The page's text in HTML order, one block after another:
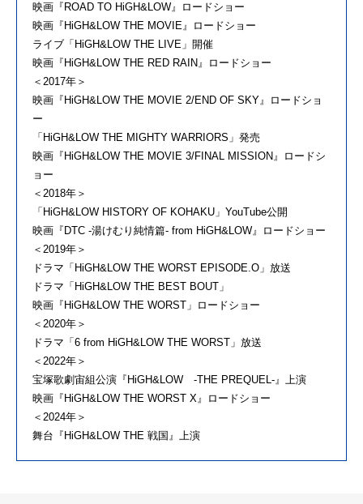
映画『ROAD TO HiGH&LOW』ロードショー
映画『HiGH&LOW THE MOVIE』ロードショー
ライブ「HiGH&LOW THE LIVE」開催
映画『HiGH&LOW THE RED RAIN』ロードショー
＜2017年＞
映画『HiGH&LOW THE MOVIE 2/END OF SKY』ロードショ
ー
「HiGH&LOW THE MIGHTY WARRIORS」発売
映画『HiGH&LOW THE MOVIE 3/FINAL MISSION』ロードシ
ョー
＜2018年＞
「HiGH&LOW HISTORY OF KOHAKU」YouTube公開
映画『DTC -湯けむり純情篇- from HiGH&LOW』ロードショー
＜2019年＞
ドラマ「HiGH&LOW THE WORST EPISODE.O」放送
ドラマ「HiGH&LOW THE BEST BOUT」
映画『HiGH&LOW THE WORST」ロードショー
＜2020年＞
ドラマ「6 from HiGH&LOW THE WORST」放送
＜2022年＞
宝塚歌劇宙組公演『HiGH&LOW -THE PREQUEL-』上演
映画『HiGH&LOW THE WORST X』ロードショー
＜2024年＞
舞台『HiGH&LOW THE 戦国』上演